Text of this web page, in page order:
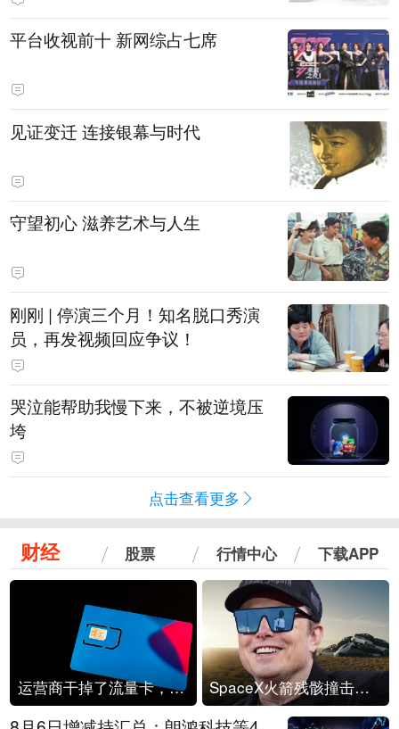
平台收视前十 新网综占七席
见证变迁 连接银幕与时代
守望初心 滋养艺术与人生
刚刚 | 停演三个月！知名脱口秀演
员，再发视频回应争议！
哭泣能帮助我慢下来，不被逆境压
垮
点击查看更多
财经 股票 行情中心 下载APP
运营商干掉了流量卡，他们真的玩不起了 SpaceX火箭残骸撞击月球